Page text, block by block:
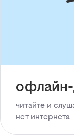
читайте и
нет интернета